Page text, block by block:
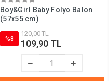
Boy&Girl Baby Folyo Balon
(57x55 cm)
%8
120,00 TL
109,90 TL